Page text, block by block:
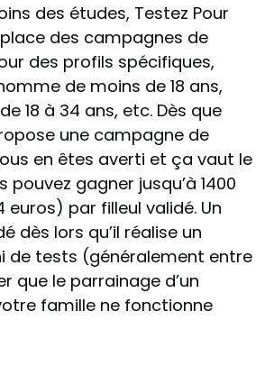
des études, Testez Pour
des campagnes de
des profils spécifiques,
de moins de 18 ans,
18 à 34 ans, etc. Dès que
une campagne de
en êtes averti et ça vaut le
pouvez gagner jusqu’à 1400
euros) par filleul validé. Un
dès lors qu’il réalise un
de tests (généralement entre
que le parrainage d’un
famille ne fonctionne